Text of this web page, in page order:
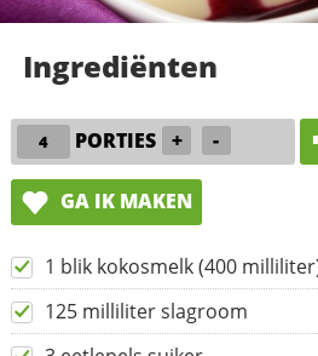
Ingrediënten
PORTIES + -
GA IK MAKEN
1 blik kokosmelk (400
125 milliliter slagroom